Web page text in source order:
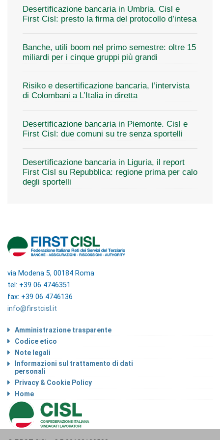
Desertificazione bancaria in Umbria. Cisl e
First Cisl: presto la firma del protocollo d’intesa
Banche, utili boom nel primo semestre: oltre 15
miliardi per i cinque gruppi più grandi
Risiko e desertificazione bancaria, l’intervista
di Colombani a L’Italia in diretta
Desertificazione bancaria in Piemonte. Cisl e
First Cisl: due comuni su tre senza sportelli
Desertificazione bancaria in Liguria, il report
First Cisl su Repubblica: regione prima per calo
degli sportelli
via Modena 5, 00184 Roma
tel: +39 06 4746351
fax: +39 06 4746136
info@firstcisl.it
Amministrazione trasparente
Codice etico
Note legali
Informazioni sul trattamento di dati
personali
Privacy & Cookie Policy
Home